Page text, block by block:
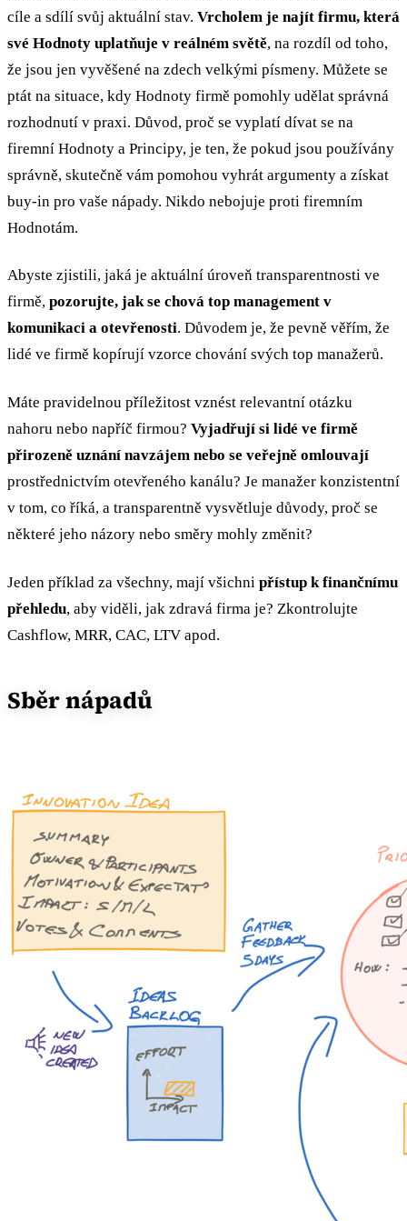
cíle a sdílí svůj aktuální stav. Vrcholem je najít firmu, která
své Hodnoty uplatňuje v reálném světě, na rozdíl od toho,
že jsou jen vyvěšené na zdech velkými písmeny. Můžete se
ptát na situace, kdy Hodnoty firmě pomohly udělat správná
rozhodnutí v praxi. Důvod, proč se vyplatí dívat se na
firemní Hodnoty a Principy, je ten, že pokud jsou používány
správně, skutečně vám pomohou vyhrát argumenty a získat
buy-in pro vaše nápady. Nikdo nebojuje proti firemním
Hodnotám.
Abyste zjistili, jaká je aktuální úroveň transparentnosti ve
firmě, pozorujte, jak se chová top management v
komunikaci a otevřenosti. Důvodem je, že pevně věřím, že
lidé ve firmě kopírují vzorce chování svých top manažerů.
Máte pravidelnou příležitost vznést relevantní otázku
nahoru nebo napříč firmou? Vyjadřují si lidé ve firmě
přirozeně uznání navzájem nebo se veřejně omlouvají
prostřednictvím otevřeného kanálu? Je manažer konzistentní
v tom, co říká, a transparentně vysvětluje důvody, proč se
některé jeho názory nebo směry mohly změnit?
Jeden příklad za všechny, mají všichni přístup k finančnímu
přehledu, aby viděli, jak zdravá firma je? Zkontrolujte
Cashflow, MRR, CAC, LTV apod.
Sběr nápadů